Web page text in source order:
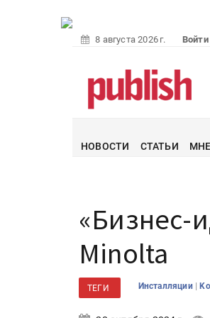
8 августа 2026 г. Войти
НОВОСТИ СТАТЬИ
«Бизнес-
Minolta
ТЕГИ Инсталляции |